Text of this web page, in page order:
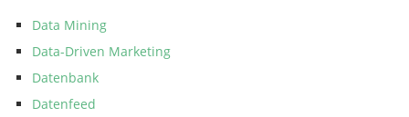
Data Mining
Data-Driven Marketing
Datenbank
Datenfeed